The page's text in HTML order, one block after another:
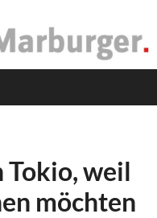
weil
möchten